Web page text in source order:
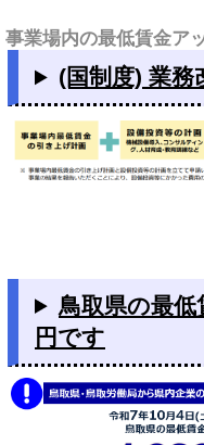
事業場内の最低賃金ア
(国制度) 業務
鳥取県の最
円です